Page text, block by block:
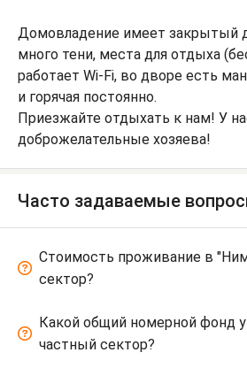
Домовладение имеет закрытый
много тени, места для отдыха
работает Wi-Fi, во дворе есть
и горячая постоянно.
Приезжайте отдыхать к нам! У
доброжелательные хозяева!
Часто задаваемые
Стоимость проживание в
сектор?
Какой общий номерной фонд
частный сектор?